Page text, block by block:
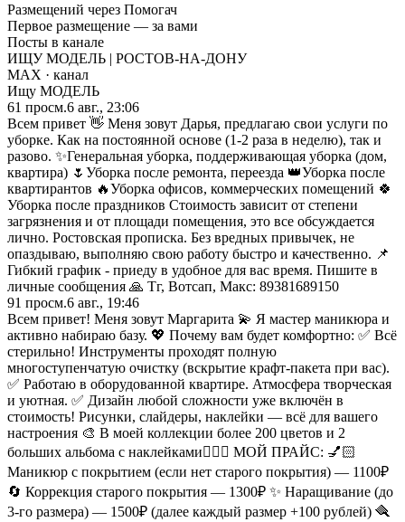
Размещений через Помогач
Первое размещение — за вами
Посты в канале
ИЩУ МОДЕЛЬ | РОСТОВ-НА-ДОНУ
MAX · канал
Ищу МОДЕЛЬ
61 просм.6 авг., 23:06
Всем привет 👋 Меня зовут Дарья, предлагаю свои услуги по
уборке. Как на постоянной основе (1-2 раза в неделю), так и
разово. ✨Генеральная уборка, поддерживающая уборка (дом,
квартира) 🌷Уборка после ремонта, переезда 👑Уборка после
квартирантов 🔥Уборка офисов, коммерческих помещений 🍀
Уборка после праздников Стоимость зависит от степени
загрязнения и от площади помещения, это все обсуждается
лично. Ростовская прописка. Без вредных привычек, не
опаздываю, выполняю свою работу быстро и качественно. 📌
Гибкий график - приеду в удобное для вас время. Пишите в
личные сообщения 🙏 Тг, Вотсап, Макс: 89381689150
91 просм.6 авг., 19:46
Всем привет! Меня зовут Маргарита 💫 Я мастер маникюра и
активно набираю базу. 💖 Почему вам будет комфортно: ✅ Всё
стерильно! Инструменты проходят полную
многоступенчатую очистку (вскрытие крафт-пакета при вас).
✅ Работаю в оборудованной квартире. Атмосфера творческая
и уютная. ✅ Дизайн любой сложности уже включён в
стоимость! Рисунки, слайдеры, наклейки — всё для вашего
настроения 🎨 В моей коллекции более 200 цветов и 2
больших альбома с наклейками🧚🏼‍♀️ МОЙ ПРАЙС: 💅🏻
Маникюр с покрытием (если нет старого покрытия) — 1100₽
🔄 Коррекция старого покрытия — 1300₽ ✨ Наращивание (до
3-го размера) — 1500₽ (далее каждый размер +100 рублей) 🪮